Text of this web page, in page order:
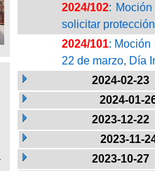
2024/102:
solicitar
2024/101: Moción
22 de marzo, Día
2024-02-23
2024-01-
2023-12-22
2023-11-
2023-10-27